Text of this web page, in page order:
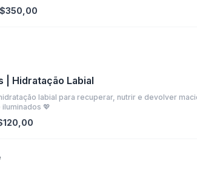
| Hidratação Labial
labial para recuperar, nutrir e devolver
💖